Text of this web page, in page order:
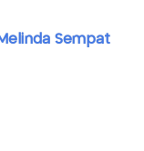
Sempat